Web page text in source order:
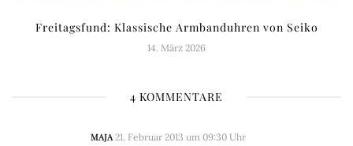
Freitagsfund: Klassische Armbanduhren von Seiko
14. März 2026
4 KOMMENTARE
MAJA 21. Februar 2013 um 09:30 Uhr